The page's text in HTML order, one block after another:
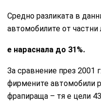
Средно разликата в
автомобилите от частни
е нараснала до 31%.
За сравнение през 2001
фирмените автомобили
фрапираща – тя е цели